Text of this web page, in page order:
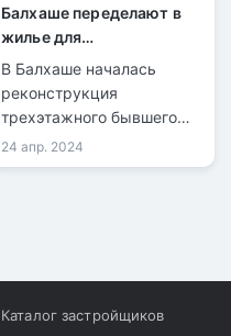
Балхаше переделают в
жилье для
медработников
В Балхаше началась
реконструкция
трехэтажного бывшего
роддома для
переоборудования в
24 апр. 2024
Каталог застройщиков